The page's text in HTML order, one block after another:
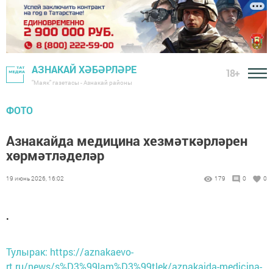
АЗНАКАЙ ХӘБӘРЛӘРЕ
"Маяк" газетасы - Азнакай районы
18+
ФОТО
Азнакайда медицина хезмәткәрләрен
хөрмәтләделәр
19 июнь 2026, 16:02 179 0 0
.
Тулырак: https://aznakaevo-